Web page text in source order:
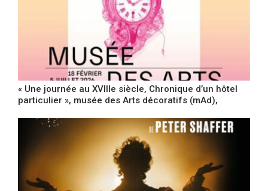
« Une journée au XVIIIe siècle, Chronique d’un hôtel
particulier », musée des Arts décoratifs (mAd),